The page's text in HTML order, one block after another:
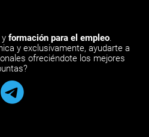
formación para el empleo.
y exclusivamente, ayudarte a
ofreciéndote los mejores